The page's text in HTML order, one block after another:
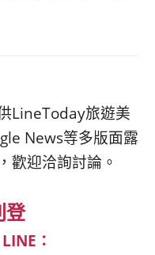
LineToday旅遊美
News等多版面露
歡迎洽詢討論。
登
LINE：